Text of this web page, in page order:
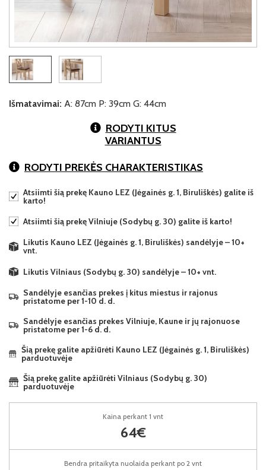
Išmatavimai: A: 87cm P: 39cm G: 44cm
RODYTI KITUS
VARIANTUS
RODYTI PREKĖS CHARAKTERISTIKAS
Atsiimti šią prekę Kauno LEZ (Jėgainės g. 1, Biruliškės) galite iš
karto!
Atsiimti šią prekę Vilniuje (Sodybų g. 30) galite iš karto!
Likutis Kauno LEZ (Jėgainės g. 1, Biruliškės) sandėlyje – 10+
vnt.
Likutis Vilniaus (Sodybų g. 30) sandėlyje – 10+ vnt.
Sandėlyje esančias prekes į kitus miestus ir rajonus
pristatome per 1-10 d. d.
Sandėlyje esančias prekes Vilniuje, Kaune ir jų rajonuose
pristatome per 1-6 d. d.
Šią prekę galite apžiūrėti Kauno LEZ (Jėgainės g. 1, Biruliškės)
parduotuvėje
Šią prekę galite apžiūrėti Vilniaus (Sodybų g. 30)
parduotuvėje
Kaina perkant 1 vnt
64€
Bendra pritaikyta nuolaida perkant po 2 vnt